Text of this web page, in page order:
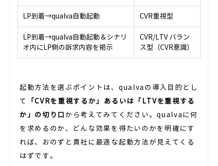
LP到着→qualva自動起動 CVR重視型
LP到着→qualva自動起動＆シナリ
オ内にLP側の訴求内容を掲示
CVR/LTV バラン
ス型（CVR意識）
起動方法を選ぶポイントは、qualvaの導入目的とし
て
「CVRを重視するか」あるいは「LTVを重視する
か」の切り口から考えてみてください。qualvaに何
を求めるのか、どんな効果を得たいのかを明確にす
れば、おのずと貴社に最適な起動方法が見えてくる
はずです。